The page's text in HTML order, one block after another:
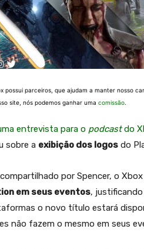
possui parceiros, que ajudam a manter nosso
site, nós podemos ganhar uma comissão.
entrevista para o podcastdo
sobre a exibição dos logos do
por Spencer, o
em seus eventos,
o novo título estará
não fazem o mesmo em seus